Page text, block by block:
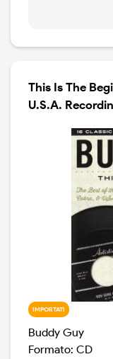
This Is The
U.S.A.
IMPORTATI
Buddy Guy
Formato: CD